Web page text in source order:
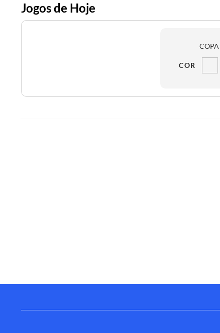
Jogos de Hoje
COPA
COR